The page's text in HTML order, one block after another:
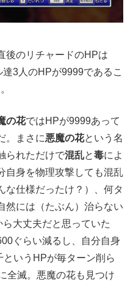
後のリチャードのHPは
3人のHPが9999であるこ
の花ではHPが9999あって
。まさに悪魔の花という名
られただけで混乱と毒によ
自身を物理攻撃しても混乱
な仕様だったけ？）、何タ
然には（たぶん）治らない
大丈夫だと思っていた
ぐらい減るし、自分自身
いうHPが毎ターン削ら
全滅。悪魔の花も見つけ